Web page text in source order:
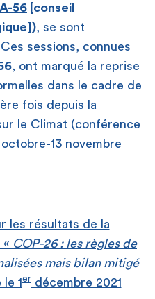
56 [conseil
, se sont
sessions, connues
, ont marqué la reprise
dans le cadre de
fois depuis la
le Climat (conférence
13 novembre
les résultats de la
COP-26 : les règles de
mais bilan mitigé
le 1erdécembre 2021